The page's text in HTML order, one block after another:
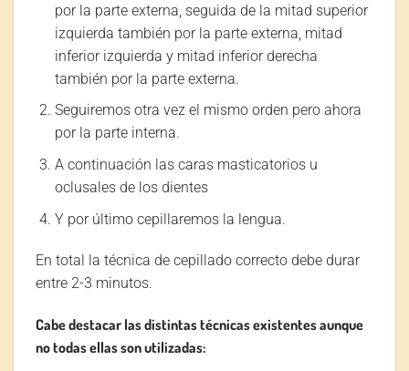
por la parte externa, seguida de la mitad superior
izquierda también por la parte externa, mitad
inferior izquierda y mitad inferior derecha
también por la parte externa.
Seguiremos otra vez el mismo orden pero ahora
por la parte interna.
A continuación las caras masticatorios u
oclusales de los dientes
Y por último cepillaremos la lengua.
En total la técnica de cepillado correcto debe durar
entre 2-3 minutos.
Cabe destacar las distintas técnicas existentes aunque
no todas ellas son utilizadas: